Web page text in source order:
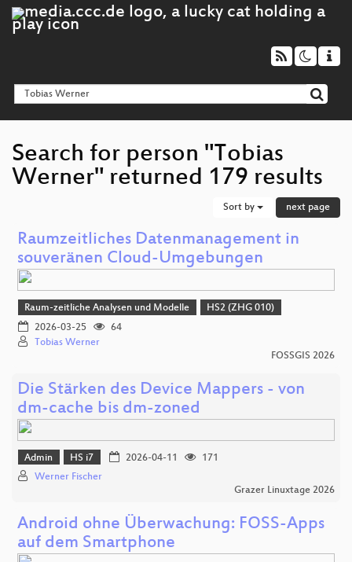
Search for person "Tobias
Werner" returned 179 results
Sort by next page
Raumzeitliches Datenmanagement in
souveränen Cloud-Umgebungen
Raum-zeitliche Analysen und Modelle
HS2 (ZHG 010)
2026-03-25
64
Tobias Werner
FOSSGIS 2026
Die Stärken des Device Mappers - von
dm-cache bis dm-zoned
Admin HS i7 2026-04-11
171
Werner Fischer
Grazer Linuxtage 2026
Android ohne Überwachung: FOSS-Apps
auf dem Smartphone